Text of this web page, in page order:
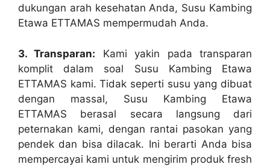
dukungan arah kesehatan Anda, Susu Kambing
Etawa ETTAMAS mempermudah Anda.
3. Transparan: Kami yakin pada transparan
komplit dalam soal Susu Kambing Etawa
ETTAMAS kami. Tidak seperti susu yang dibuat
dengan massal, Susu Kambing Etawa
ETTAMAS berasal secara langsung dari
peternakan kami, dengan rantai pasokan yang
pendek dan bisa dilacak. Ini berarti Anda bisa
mempercayai kami untuk mengirim produk fresh